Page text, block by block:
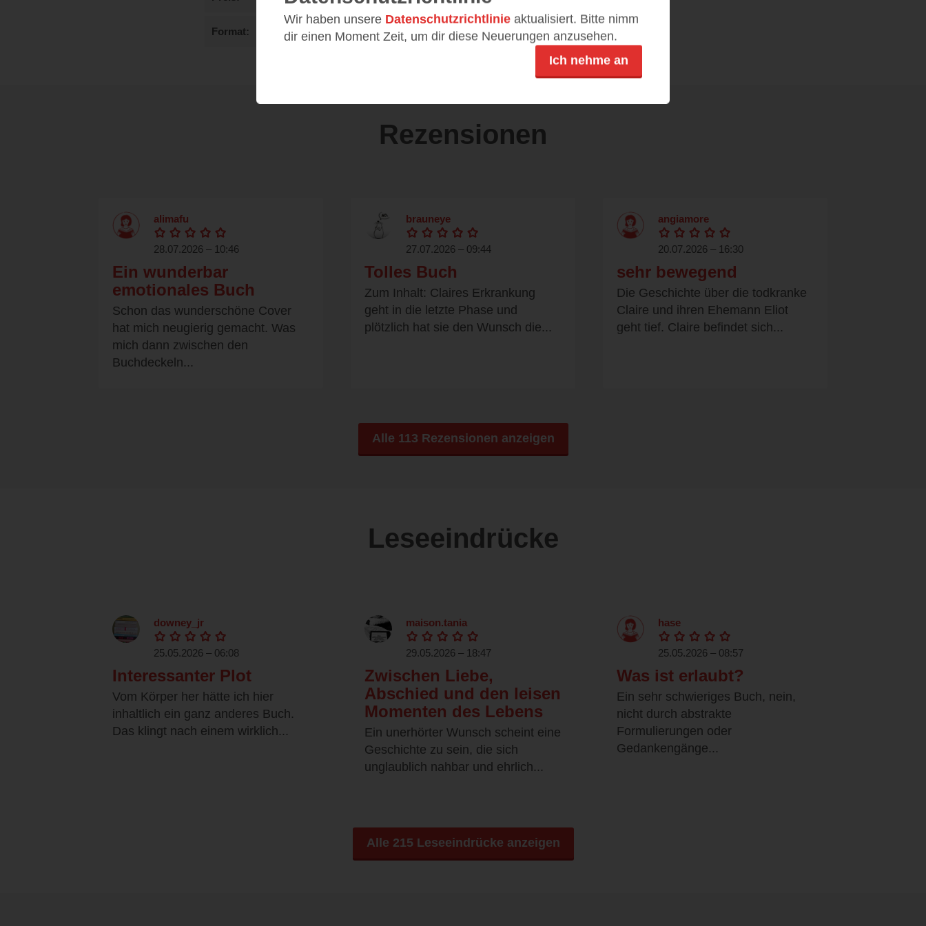
Format ePub
Rezensionen
alimafu
28.07.2026 – 10:46
Ein wunderbar
emotionales Buch
Schon das wunderschöne Cover
hat mich neugierig gemacht. Was
mich dann zwischen den
Buchdeckeln...
brauneye
27.07.2026 – 09:44
Tolles Buch
Zum Inhalt: Claires Erkrankung
geht in die letzte Phase und
plötzlich hat sie den Wunsch die...
angiamore
20.07.2026 – 16:30
sehr bewegend
Die Geschichte über die todkranke
Claire und ihren Ehemann Eliot
geht tief. Claire befindet sich...
Alle 113 Rezensionen anzeigen
Leseeindrücke
downey_jr
25.05.2026 – 06:08
Interessanter Plot
Vom Körper her hätte ich hier
inhaltlich ein ganz anderes Buch.
Das klingt nach einem wirklich...
maison.tania
29.05.2026 – 18:47
Zwischen Liebe,
Abschied und den leisen
Momenten des Lebens
Ein unerhörter Wunsch scheint eine
Geschichte zu sein, die sich
unglaublich nahbar und ehrlich...
hase
25.05.2026 – 08:57
Was ist erlaubt?
Ein sehr schwieriges Buch, nein,
nicht durch abstrakte
Formulierungen oder
Gedankengänge...
Alle 215 Leseeindrücke anzeigen
Wir haben unsere Datenschutzrichtlinie aktualisiert. Bitte nimm
dir einen Moment Zeit, um dir diese Neuerungen anzusehen.
Ich nehme an